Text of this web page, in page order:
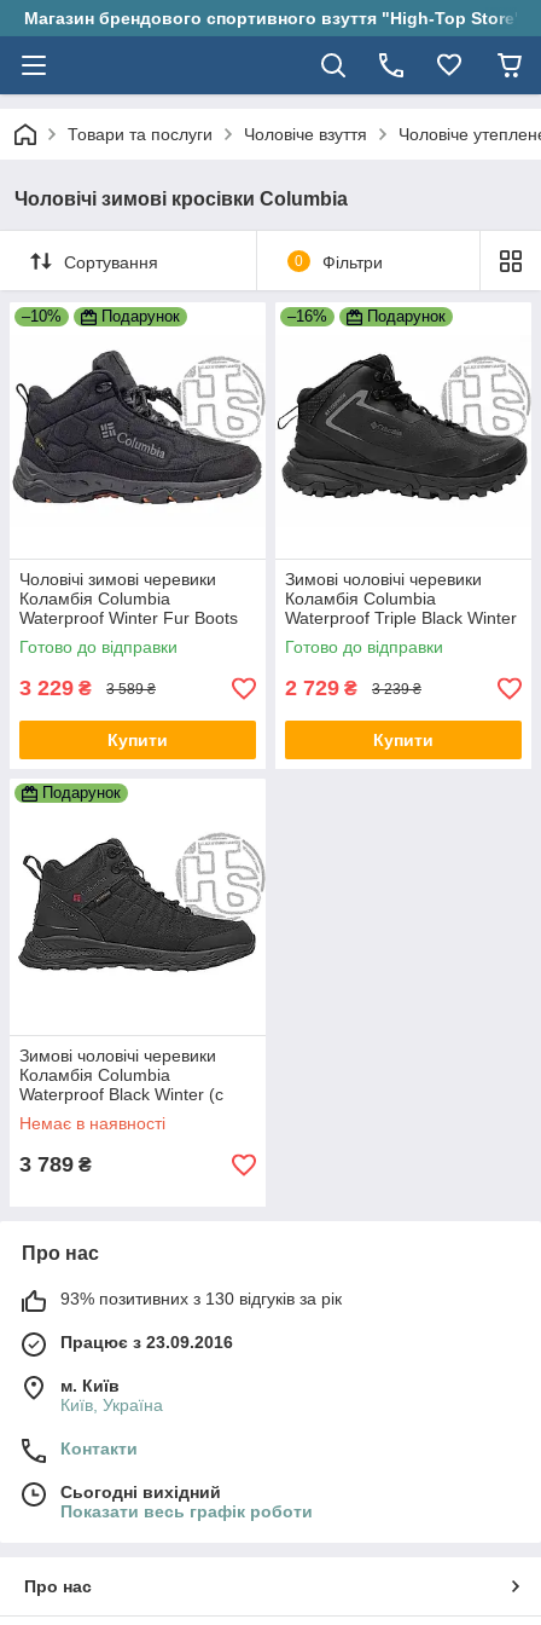
Магазин брендового спортивного взуття "High-Top Store"
Товари та послуги Чоловіче взуття Чоловіче
Чоловічі зимові кросівки Columbia
Сортування 0 Фільтри
–10% Подарунок
Чоловічі зимові черевики
Коламбія Columbia
Waterproof Winter Fur Boots
Black (з хутром) ALL14445
Готово до відправки
3 229 ₴ 3 589 ₴
Купити
–16% Подарунок
Зимові чоловічі черевики
Коламбія Columbia
Waterproof Triple Black Winter
Fur (з хутром) ALL18858
Готово до відправки
2 729 ₴ 3 239 ₴
Купити
Подарунок
Зимові чоловічі черевики
Коламбія Columbia
Waterproof Black Winter (с
мехом) ALL14255
Немає в наявності
3 789 ₴
Про нас
93% позитивних з 130 відгуків за рік
Працює з 23.09.2016
м. Київ
Київ, Україна
Контакти
Сьогодні вихідний
Показати весь графік роботи
Про нас